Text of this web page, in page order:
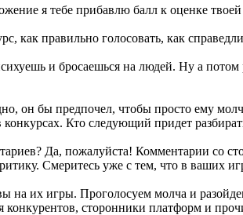
я тебе прибавлю балл к оценке
как правильно голосовать, как
и бросаешься на людей. Ну а потом
он бы предпочел, чтобы просто ему
Кто следующий придет
Да, пожалуйста! Комментарии со
Смеритесь уже с тем, что в ваших
на их игры. Проголосуем молча и
конкурентов, сторонники платформ и